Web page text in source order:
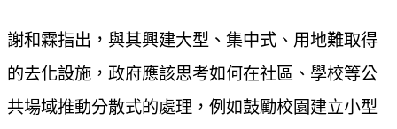
謝和霖指出，與其興建大型、集中式、用地難取得
的去化設施，政府應該思考如何在社區、學校等公
共場域推動分散式的處理，例如鼓勵校園建立小型